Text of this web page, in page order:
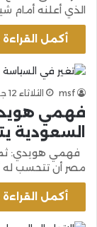
الذي أعلنه أمام
أكمل القراءة
msf الثلاثاء 12 جمادى الأولى 1436هـ 3-3-2015م
فهمي
السعودية
فهمي هويدي:
مصر أن تتحسب له
أكمل القراءة